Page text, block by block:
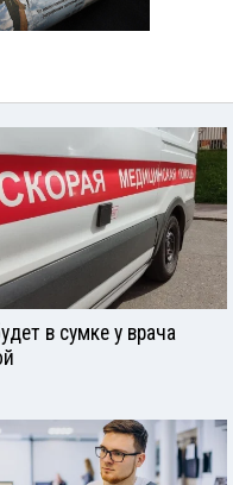
в сумке у врача